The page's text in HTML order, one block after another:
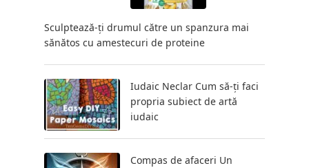
Sculptează-ți drumul către un spanzura mai
sănătos cu amestecuri de proteine
Iudaic Neclar Cum să-ți faci
propria subiect de artă
iudaic
Compas de afaceri Un